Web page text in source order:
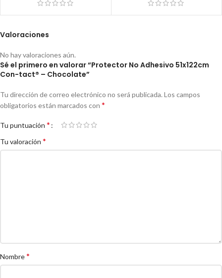
Valoraciones
No hay valoraciones aún.
Sé el primero en valorar “Protector No Adhesivo 51x122cm
Con-tact® – Chocolate”
Tu dirección de correo electrónico no será publicada. Los campos
obligatorios están marcados con *
Tu puntuación *
Tu valoración *
Nombre*